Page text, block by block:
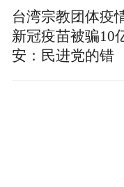
台湾宗教团体疫
新冠疫苗被骗10
安：民进党的错